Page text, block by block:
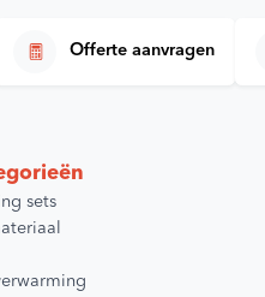
Offerte aanvragen
sets